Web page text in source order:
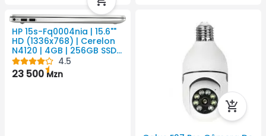
HP 15s-Fq0004nia | 15.6""
HD (1336x768) | Cerelon
N4120 | 4GB | 256GB SSD |
Placa Gráfica Intel Ultra
HD
4.5
23 500Mzn